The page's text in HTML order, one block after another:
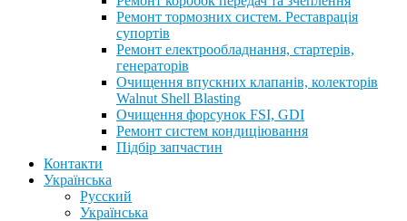
Ремонт тормозних систем. Реставрація
супортів
Ремонт електрообладнання, стартерів,
генераторів
Очищення впускних клапанів, колекторів
Walnut Shell Blasting
Очищення форсунок FSI, GDI
Ремонт систем кондиціювання
Підбір запчастин
Контакти
Українська
Русский
Українська